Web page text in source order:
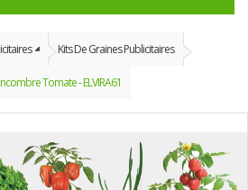
Kits De Graines Publicitaires
Tomate - ELVIRA61